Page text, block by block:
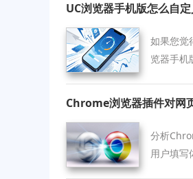
UC浏览器手机版怎么自
如果您觉
览器手机
Chrome浏览器插件对网
分析
用户填写